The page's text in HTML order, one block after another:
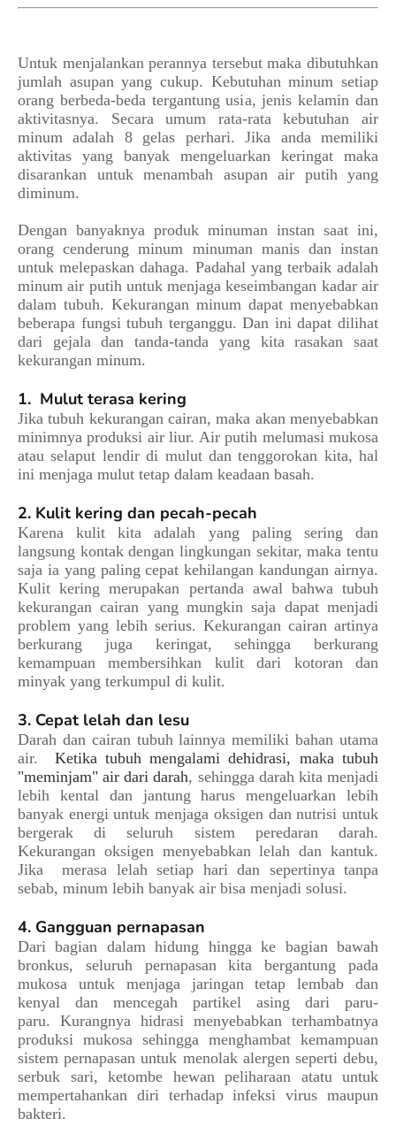
Untuk menjalankan perannya tersebut maka dibutuhkan
jumlah asupan yang cukup. Kebutuhan minum setiap
orang berbeda-beda tergantung usia, jenis kelamin dan
aktivitasnya. Secara umum rata-rata kebutuhan air
minum adalah 8 gelas perhari. Jika anda memiliki
aktivitas yang banyak mengeluarkan keringat maka
disarankan untuk menambah asupan air putih yang
diminum.
Dengan banyaknya produk minuman instan saat ini,
orang cenderung minum minuman manis dan instan
untuk melepaskan dahaga. Padahal yang terbaik adalah
minum air putih untuk menjaga keseimbangan kadar air
dalam tubuh. Kekurangan minum dapat menyebabkan
beberapa fungsi tubuh terganggu. Dan ini dapat dilihat
dari gejala dan tanda-tanda yang kita rasakan saat
kekurangan minum.
1. Mulut terasa kering
Jika tubuh kekurangan cairan, maka akan menyebabkan
minimnya produksi air liur. Air putih melumasi mukosa
atau selaput lendir di mulut dan tenggorokan kita, hal
ini menjaga mulut tetap dalam keadaan basah.
2. Kulit kering dan pecah-pecah
Karena kulit kita adalah yang paling sering dan
langsung kontak dengan lingkungan sekitar, maka tentu
saja ia yang paling cepat kehilangan kandungan airnya.
Kulit kering merupakan pertanda awal bahwa tubuh
kekurangan cairan yang mungkin saja dapat menjadi
problem yang lebih serius. Kekurangan cairan artinya
berkurang juga keringat, sehingga berkurang
kemampuan membersihkan kulit dari kotoran dan
minyak yang terkumpul di kulit.
3. Cepat lelah dan lesu
Darah dan cairan tubuh lainnya memiliki bahan utama
air.
Ketika tubuh mengalami dehidrasi, maka tubuh
"meminjam" air dari darah, sehingga darah kita menjadi
lebih kental dan jantung harus mengeluarkan lebih
banyak energi untuk menjaga oksigen dan nutrisi untuk
bergerak di seluruh sistem peredaran darah.
Kekurangan oksigen menyebabkan lelah dan kantuk.
Jika merasa lelah setiap hari dan sepertinya tanpa
sebab, minum lebih banyak air bisa menjadi solusi.
4. Gangguan pernapasan
Dari bagian dalam hidung hingga ke bagian bawah
bronkus, seluruh pernapasan kita bergantung pada
mukosa untuk menjaga jaringan tetap lembab dan
kenyal dan mencegah partikel asing dari paru-
paru. Kurangnya hidrasi menyebabkan terhambatnya
produksi mukosa sehingga menghambat kemampuan
sistem pernapasan untuk menolak alergen seperti debu,
serbuk sari, ketombe hewan peliharaan atatu untuk
mempertahankan diri terhadap infeksi virus maupun
bakteri.